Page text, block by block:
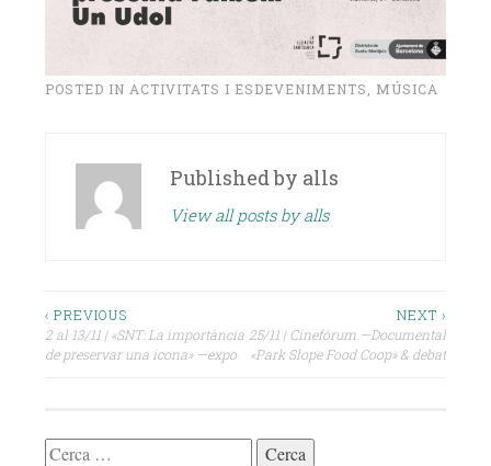
POSTED IN ACTIVITATS I ESDEVENIMENTS, MÚSICA
Published by alls
View all posts by alls
Navegació
d'entrades
‹ PREVIOUS
2 al 13/11 | «SNT: La importància
de preservar una icona» —expo
NEXT ›
25/11 | Cinefòrum —Documental
«Park Slope Food Coop» & debat
Cerca: